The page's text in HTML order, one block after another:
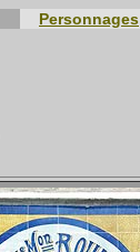
Personnages